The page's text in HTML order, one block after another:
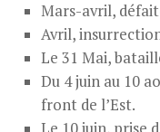
Mars-avril,
Avril,
Le 31 Mai,
Du 4 juin au 10
front de l’Est.